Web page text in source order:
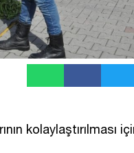
kolaylaştırılması